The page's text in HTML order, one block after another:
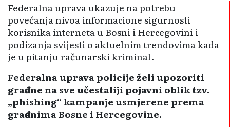
Federalna uprava ukazuje na potrebu
povećanja nivoa informacione sigurnosti
korisnika interneta u Bosni i Hercegovini i
podizanja svijesti o aktuelnim trendovima kada
je u pitanju računarski kriminal.
Federalna uprava policije želi upozoriti
građane na sve učestaliji pojavni oblik tzv.
„phishing“ kampanje usmjerene prema
građanima Bosne i Hercegovine.